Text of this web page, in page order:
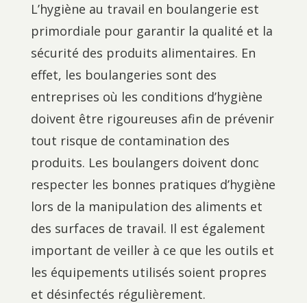
L’hygiène au travail en boulangerie est
primordiale pour garantir la qualité et la
sécurité des produits alimentaires. En
effet, les boulangeries sont des
entreprises où les conditions d’hygiène
doivent être rigoureuses afin de prévenir
tout risque de contamination des
produits. Les boulangers doivent donc
respecter les bonnes pratiques d’hygiène
lors de la manipulation des aliments et
des surfaces de travail. Il est également
important de veiller à ce que les outils et
les équipements utilisés soient propres
et désinfectés régulièrement.